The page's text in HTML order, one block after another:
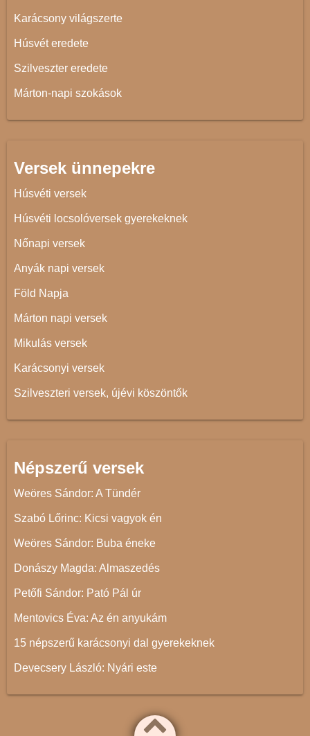
Karácsony világszerte
Húsvét eredete
Szilveszter eredete
Márton-napi szokások
Versek ünnepekre
Húsvéti versek
Húsvéti locsolóversek gyerekeknek
Nőnapi versek
Anyák napi versek
Föld Napja
Márton napi versek
Mikulás versek
Karácsonyi versek
Szilveszteri versek, újévi köszöntők
Népszerű versek
Weöres Sándor: A Tündér
Szabó Lőrinc: Kicsi vagyok én
Weöres Sándor: Buba éneke
Donászy Magda: Almaszedés
Petőfi Sándor: Pató Pál úr
Mentovics Éva: Az én anyukám
15 népszerű karácsonyi dal gyerekeknek
Devecsery László: Nyári este